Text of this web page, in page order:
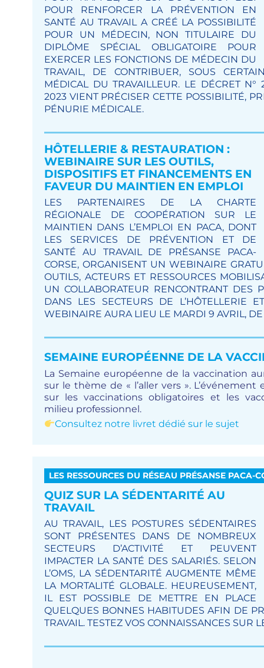
POUR RENFORCER LA PRÉVENTION EN
SANTÉ AU TRAVAIL A CRÉÉ LA POSSIBILITÉ
POUR UN MÉDECIN, NON TITULAIRE DU
DIPLÔME SPÉCIAL OBLIGATOIRE POUR
EXERCER LES FONCTIONS DE MÉDECIN DU
TRAVAIL, DE CONTRIBUER, SOUS
MÉDICAL DU TRAVAILLEUR. LE DÉCRET
2023 VIENT PRÉCISER CETTE POSSIBILITÉ,
PÉNURIE MÉDICALE.
HÔTELLERIE & RESTAURATION :
WEBINAIRE SUR LES OUTILS,
DISPOSITIFS ET FINANCEMENTS EN
FAVEUR DU MAINTIEN EN EMPLOI
LES PARTENAIRES DE LA CHARTE
RÉGIONALE DE COOPÉRATION SUR LE
MAINTIEN DANS L’EMPLOI EN PACA, DONT
LES SERVICES DE PRÉVENTION ET DE
SANTÉ AU TRAVAIL DE PRÉSANSE PACA-
CORSE, ORGANISENT UN WEBINAIRE
OUTILS, ACTEURS ET RESSOURCES
UN COLLABORATEUR RENCONTRANT DES
DANS LES SECTEURS DE L’HÔTELLERIE
WEBINAIRE AURA LIEU LE MARDI 9 AVRIL, DE
SEMAINE EUROPÉENNE DE LA
La Semaine européenne de la vaccination
sur le thème de « l’aller vers ». L’événement
sur les vaccinations obligatoires et les
milieu professionnel.
Consultez notre livret dédié sur le sujet
LES RESSOURCES DU RÉSEAU PRÉSANSE PACA-
QUIZ SUR LA SÉDENTARITÉ AU
TRAVAIL
AU TRAVAIL, LES POSTURES SÉDENTAIRES
SONT PRÉSENTES DANS DE NOMBREUX
SECTEURS D’ACTIVITÉ ET PEUVENT
IMPACTER LA SANTÉ DES SALARIÉS. SELON
L’OMS, LA SÉDENTARITÉ AUGMENTE MÊME
LA MORTALITÉ GLOBALE. HEUREUSEMENT,
IL EST POSSIBLE DE METTRE EN PLACE
QUELQUES BONNES HABITUDES AFIN DE
TRAVAIL. TESTEZ VOS CONNAISSANCES SUR